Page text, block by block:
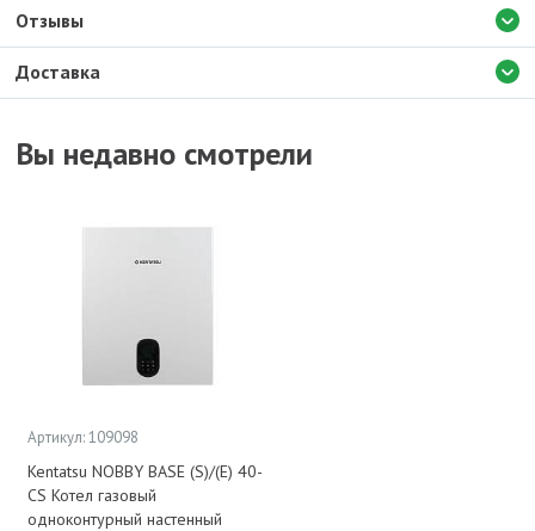
Доставка
Отзывы
Вы недавно смотрели
Артикул: 109098
Kentatsu NOBBY BASE (S)/(E) 40-
CS Котел газовый
одноконтурный настенный